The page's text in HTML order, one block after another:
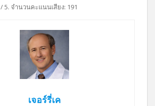
/ 5. จำนวนคะแนนเสียง: 191
เจอร์รี่เค